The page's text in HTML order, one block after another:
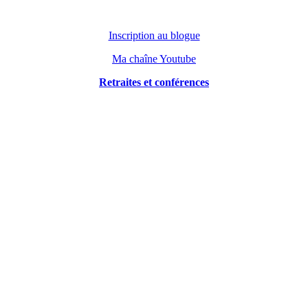
Inscription au blogue
Ma chaîne Youtube
Retraites et conférences